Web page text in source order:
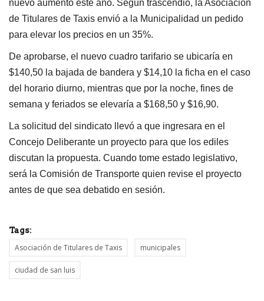
nuevo aumento este año. Según trascendió, la Asociación
de Titulares de Taxis envió a la Municipalidad un pedido
para elevar los precios en un 35%.
De aprobarse, el nuevo cuadro tarifario se ubicaría en
$140,50 la bajada de bandera y $14,10 la ficha en el caso
del horario diurno, mientras que por la noche, fines de
semana y feriados se elevaría a $168,50 y $16,90.
La solicitud del sindicato llevó a que ingresara en el
Concejo Deliberante un proyecto para que los ediles
discutan la propuesta. Cuando tome estado legislativo,
será la Comisión de Transporte quien revise el proyecto
antes de que sea debatido en sesión.
Tags:
Asociación de Titulares de Taxis municipales
ciudad de san luis